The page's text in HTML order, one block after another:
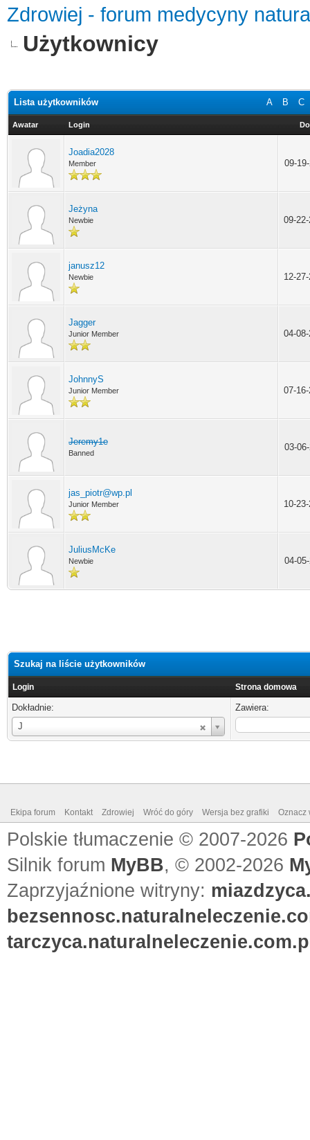
Zdrowiej - forum medycyny
Użytkownicy
A B C
Lista użytkowników
Awatar Login
Joadia2028
Member 09-
Jeżyna
Newbie 09-
janusz12
Newbie 12-
Jagger
Junior Member 04-
JohnnyS
Junior Member 07-
Jeremy1e
Banned
03-
jas_piotr@wp.pl
Junior Member 10-
JuliusMcKe
Newbie 04-
Szukaj na liście użytkowników
Login Strona domowa
Dokładnie:
J
Login
Zawiera:
Ekipa forum Kontakt Zdrowiej Wróć do góry Wersja bez grafiki Oznacz
Polskie tłumaczenie © 2007-2026
Silnik forum MyBB, © 2002-2026
Zaprzyjaźnione witryny: